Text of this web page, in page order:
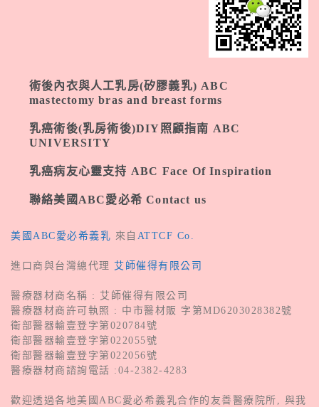
術後內衣與人工乳房(矽膠義乳) ABC
mastectomy bras and breast forms
乳癌術後(乳房術後)DIY照顧指南 ABC
UNIVERSITY
乳癌病友心靈支持 ABC Face Of Inspiration
聯絡美國ABC愛必希 Contact us
美國ABC愛必希義乳 來自 ATTCF Co.
進口商與台灣總代理 艾師催得有限公司
醫療器材商名稱 : 艾師催得有限公司
醫療器材商許可執照 : 中市醫材販 字第MD6203028382號
衛部醫器輸壹登字第020784號
衛部醫器輸壹登字第022055號
衛部醫器輸壹登字第022056號
醫療器材商諮詢電話 :04-2382-4283
歡迎透過各地美國ABC愛必希義乳合作的友善醫療院所, 與我